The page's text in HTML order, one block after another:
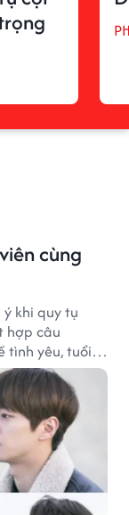
cùng
khi quy tụ
hợp câu
tình yêu, tuổi